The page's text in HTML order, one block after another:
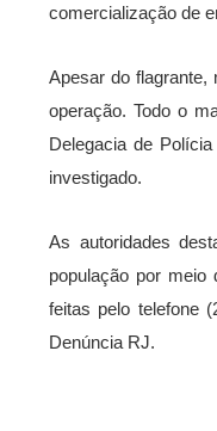
comercialização de
Apesar do flagrante,
operação. Todo o
Delegacia de
investigado.
As autoridades
população por meio
feitas pelo telefone
Denúncia RJ.